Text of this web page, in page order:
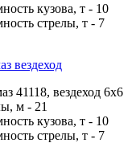
кузова, т - 10
стрелы, т - 7
вездеход
41118, вездеход 6х6
м - 21
кузова, т - 10
стрелы, т - 7